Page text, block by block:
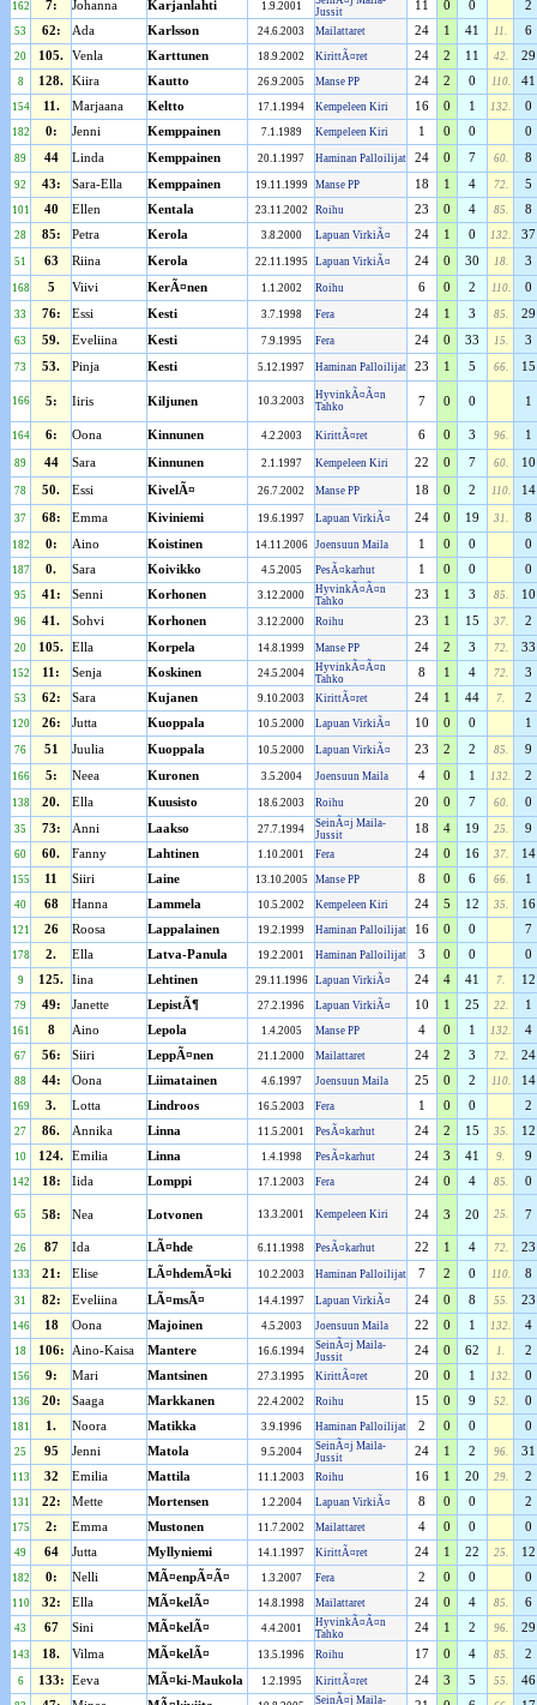
162 7: Johanna Karjanlahti 1.9.2001
Jussit
11 0 0 2
53 62: Ada Karlsson 24.6.2003 Mailattaret 24 1 41 11. 6
20 105. Venla Karttunen 18.9.2002 KirittÃ¤ret 24 2 11 42. 29
8 128. Kiira Kautto 26.9.2005 Manse PP 24 2 0 110. 41
154 11. Marjaana Keltto 17.1.1994 Kempeleen Kiri 16 0 1 132. 0
182 0: Jenni Kemppainen 7.1.1989 Kempeleen Kiri 1 0 0 0
89 44 Linda Kemppainen 20.1.1997 Haminan Palloilijat 24 0 7 60. 8
92 43: Sara-Ella Kemppainen 19.11.1999 Manse PP 18 1 4 72. 5
101 40 Ellen Kentala 23.11.2002 Roihu 23 0 4 85. 8
28 85: Petra Kerola 3.8.2000 Lapuan VirkiÃ¤ 24 1 0 132. 37
51 63 Riina Kerola 22.11.1995 Lapuan VirkiÃ¤ 24 0 30 18. 3
168 5 Viivi KerÃ¤nen 1.1.2002 Roihu 6 0 2 110. 0
33 76: Essi Kesti 3.7.1998 Fera 24 1 3 85. 29
63 59. Eveliina Kesti 7.9.1995 Fera 24 0 33 15. 3
73 53. Pinja Kesti 5.12.1997 Haminan Palloilijat 23 1 5 66. 15
166 5: Iiris Kiljunen 10.3.2003
HyvinkÃ¤Ã¤n
Tahko
7 0 0 1
164 6: Oona Kinnunen 4.2.2003 KirittÃ¤ret 6 0 3 96. 1
89 44 Sara Kinnunen 2.1.1997 Kempeleen Kiri 22 0 7 60. 10
78 50. Essi KivelÃ¤ 26.7.2002 Manse PP 18 0 2 110. 14
37 68: Emma Kiviniemi 19.6.1997 Lapuan VirkiÃ¤ 24 0 19 31. 8
182 0: Aino Koistinen 14.11.2006 Joensuun Maila 1 0 0 0
187 0. Sara Koivikko 4.5.2005 PesÃ¤karhut 1 0 0 0
95 41: Senni Korhonen 3.12.2000
HyvinkÃ¤Ã¤n
Tahko
23 1 3 85. 10
96 41. Sohvi Korhonen 3.12.2000 Roihu 23 1 15 37. 2
20 105. Ella Korpela 14.8.1999 Manse PP 24 2 3 72. 33
152 11: Senja Koskinen 24.5.2004
HyvinkÃ¤Ã¤n
Tahko
8 1 4 72. 3
53 62: Sara Kujanen 9.10.2003 KirittÃ¤ret 24 1 44 7. 2
120 26: Jutta Kuoppala 10.5.2000 Lapuan VirkiÃ¤ 10 0 0 1
76 51 Juulia Kuoppala 10.5.2000 Lapuan VirkiÃ¤ 23 2 2 85. 9
166 5: Neea Kuronen 3.5.2004 Joensuun Maila 4 0 1 132. 2
138 20. Ella Kuusisto 18.6.2003 Roihu 20 0 7 60. 0
35 73: Anni Laakso 27.7.1994
SeinÃ¤j Maila-
Jussit
18 4 19 25. 9
60 60. Fanny Lahtinen 1.10.2001 Fera 24 0 16 37. 14
155 11 Siiri Laine 13.10.2005 Manse PP 8 0 6 66. 1
40 68 Hanna Lammela 10.5.2002 Kempeleen Kiri 24 5 12 35. 16
121 26 Roosa Lappalainen 19.2.1999 Haminan Palloilijat 16 0 0 7
178 2. Ella Latva-Panula 19.2.2001 Haminan Palloilijat 3 0 0 0
9 125. Iina Lehtinen 29.11.1996 Lapuan VirkiÃ¤ 24 4 41 7. 12
79 49: Janette LepistÃ¶ 27.2.1996 Lapuan VirkiÃ¤ 10 1 25 22. 1
161 8 Aino Lepola 1.4.2005 Manse PP 4 0 1 132. 4
67 56: Siiri LeppÃ¤nen 21.1.2000 Mailattaret 24 2 3 72. 24
88 44: Oona Liimatainen 4.6.1997 Joensuun Maila 25 0 2 110. 14
169 3. Lotta Lindroos 16.5.2003 Fera 1 0 0 2
27 86. Annika Linna 11.5.2001 PesÃ¤karhut 24 2 15 35. 12
10 124. Emilia Linna 1.4.1998 PesÃ¤karhut 24 3 41 9. 9
142 18: Iida Lomppi 17.1.2003 Fera 24 0 4 85. 0
65 58: Nea Lotvonen 13.3.2001 Kempeleen Kiri 24 3 20 25. 7
26 87 Ida LÃ¤hde 6.11.1998 PesÃ¤karhut 22 1 4 72. 23
133 21: Elise LÃ¤hdemÃ¤ki 10.2.2003 Haminan Palloilijat 7 2 0 110. 8
31 82: Eveliina LÃ¤msÃ¤ 14.4.1997 Lapuan VirkiÃ¤ 24 0 8 55. 23
146 18 Oona Majoinen 4.5.2003 Joensuun Maila 22 0 1 132. 4
18 106: Aino-Kaisa Mantere 16.6.1994
SeinÃ¤j Maila-
Jussit
24 0 62 1. 2
156 9: Mari Mantsinen 27.3.1995 KirittÃ¤ret 20 0 1 132. 0
136 20: Saaga Markkanen 22.4.2002 Roihu 15 0 9 52. 0
181 1. Noora Matikka 3.9.1996 Haminan Palloilijat 2 0 0 0
25 95 Jenni Matola 9.5.2004
SeinÃ¤j Maila-
Jussit
24 1 2 96. 31
113 32 Emilia Mattila 11.1.2003 Roihu 16 1 20 29. 2
131 22: Mette Mortensen 1.2.2004 Lapuan VirkiÃ¤ 8 0 0 2
175 2: Emma Mustonen 11.7.2002 Mailattaret 4 0 0 0
49 64 Jutta Myllyniemi 14.1.1997 KirittÃ¤ret 24 1 22 25. 12
182 0: Nelli MÃ¤enpÃ¤Ã¤ 1.3.2007 Fera 2 0 0 0
110 32: Ella MÃ¤kelÃ¤ 14.8.1998 Mailattaret 24 0 4 85. 6
43 67 Sini MÃ¤kelÃ¤ 4.4.2001
HyvinkÃ¤Ã¤n
Tahko
24 1 2 96. 29
143 18. Vilma MÃ¤kelÃ¤ 13.5.1996 Roihu 17 0 4 85. 2
6 133: Eeva MÃ¤ki-Maukola 1.2.1995 KirittÃ¤ret 24 3 5 55. 46
SeinÃ¤j Maila-